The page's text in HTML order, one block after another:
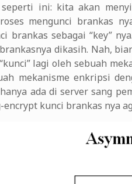
seperti ini: kita akan
mengunci brankas
brankas sebagai “key”
dikasih. Nah,
lagi oleh sebuah
mekanisme enkripsi
ada di server sang
kunci brankas nya